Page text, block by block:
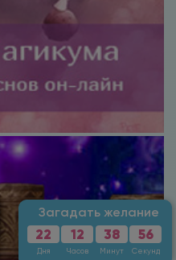
Загадать желание
22
Дня
12
Часов
38
Минут
54
Секунды